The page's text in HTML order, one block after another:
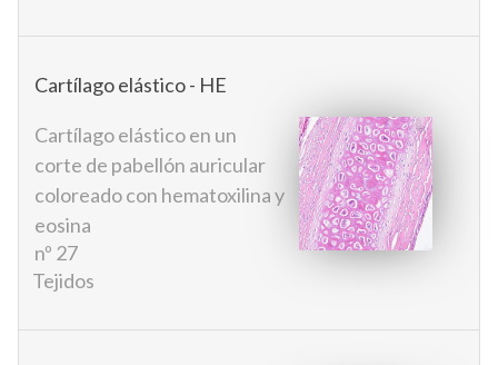
Cartílago elástico - HE
Cartílago elástico en un
corte de pabellón auricular
coloreado con hematoxilina y
eosina
nº 27
Tejidos